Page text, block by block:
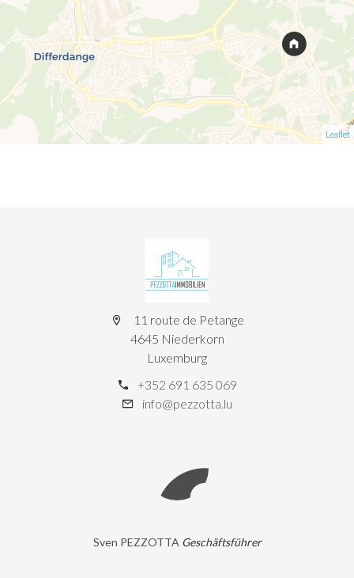
Leaflet
11 route de Petange
4645 Niederkorn
Luxemburg
+352 691 635 069
info@pezzotta.lu
Sven PEZZOTTA Geschäftsführer